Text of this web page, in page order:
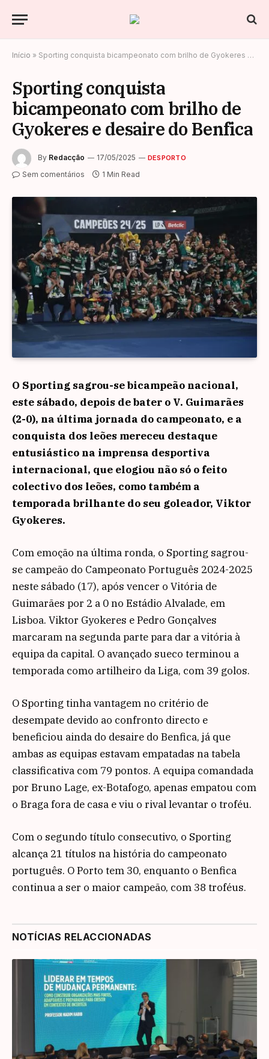
Início » Sporting conquista bicampeonato com brilho de Gyokeres e desaire do Benfica
Sporting conquista
bicampeonato com brilho de
Gyokeres e desaire do Benfica
By Redacção 17/05/2025 DESPORTO
Sem comentários 1 Min Read
O Sporting sagrou-se bicampeão nacional,
este sábado, depois de bater o V. Guimarães
(2-0), na última jornada do campeonato, e a
conquista dos leões mereceu destaque
entusiástico na imprensa desportiva
internacional, que elogiou não só o feito
colectivo dos leões, como também a
temporada brilhante do seu goleador, Viktor
Gyokeres.
Com emoção na última ronda, o Sporting sagrou-
se campeão do Campeonato Português 2024-2025
neste sábado (17), após vencer o Vitória de
Guimarães por 2 a 0 no Estádio Alvalade, em
Lisboa. Viktor Gyokeres e Pedro Gonçalves
marcaram na segunda parte para dar a vitória à
equipa da capital. O avançado sueco terminou a
temporada como artilheiro da Liga, com 39 golos.
O Sporting tinha vantagem no critério de
desempate devido ao confronto directo e
beneficiou ainda do desaire do Benfica, já que
ambas as equipas estavam empatadas na tabela
classificativa com 79 pontos. A equipa comandada
por Bruno Lage, ex-Botafogo, apenas empatou com
o Braga fora de casa e viu o rival levantar o troféu.
Com o segundo título consecutivo, o Sporting
alcança 21 títulos na história do campeonato
português. O Porto tem 30, enquanto o Benfica
continua a ser o maior campeão, com 38 troféus.
NOTÍCIAS RELACCIONADAS